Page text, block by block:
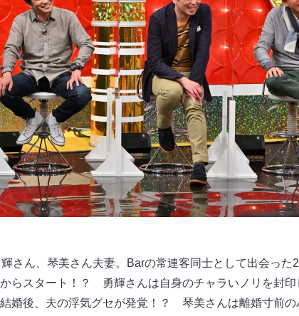
さん、琴美さん夫妻。Barの常連客同士として出会った
らスタート！？ 勇輝さんは自身のチャラいノリを封
婚後、夫の浮気グセが発覚！？ 琴美さんは離婚寸前の